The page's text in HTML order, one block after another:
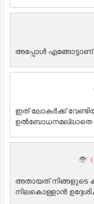
അപ്പോള്‍
ഇത് ലോകര്‍ക്ക്
ഉല്‍ബോധനമല്ലാതെ
അതായത് നിങ്ങളുടെ
നിലകൊള്ളാന്‍